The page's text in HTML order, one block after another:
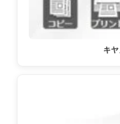
キ